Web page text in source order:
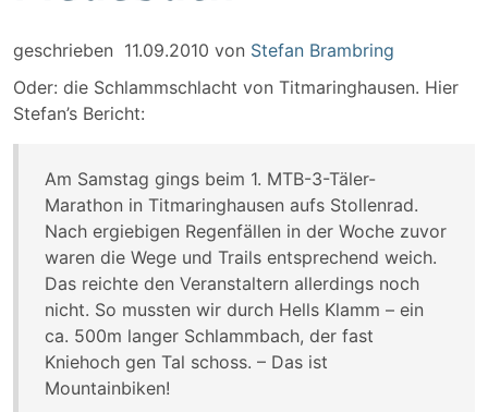
geschrieben 11.09.2010 von Stefan Brambring
Oder: die Schlammschlacht von Titmaringhausen. Hier
Stefan’s Bericht:
Am Samstag gings beim 1. MTB-3-Täler-
Marathon in Titmaringhausen aufs Stollenrad.
Nach ergiebigen Regenfällen in der Woche zuvor
waren die Wege und Trails entsprechend weich.
Das reichte den Veranstaltern allerdings noch
nicht. So mussten wir durch Hells Klamm – ein
ca. 500m langer Schlammbach, der fast
Kniehoch gen Tal schoss. – Das ist
Mountainbiken!